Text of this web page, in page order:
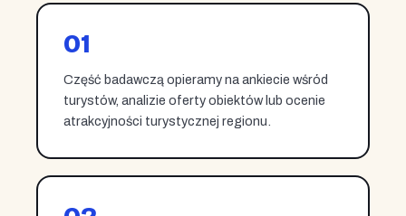
01
Część badawczą opieramy na ankiecie wśród
turystów, analizie oferty obiektów lub ocenie
atrakcyjności turystycznej regionu.